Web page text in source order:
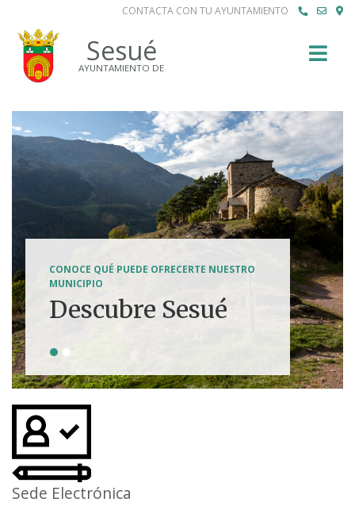
CONTACTA CON TU AYUNTAMIENTO
Sesué
AYUNTAMIENTO DE
CONOCE QUÉ PUEDE OFRECERTE NUESTRO
MUNICIPIO
Descubre Sesué
Tierra de
aventuras
Sede Electrónica